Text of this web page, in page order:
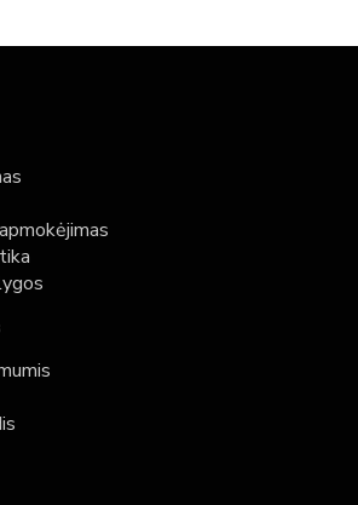
potinkinis WC rėmas su baltu